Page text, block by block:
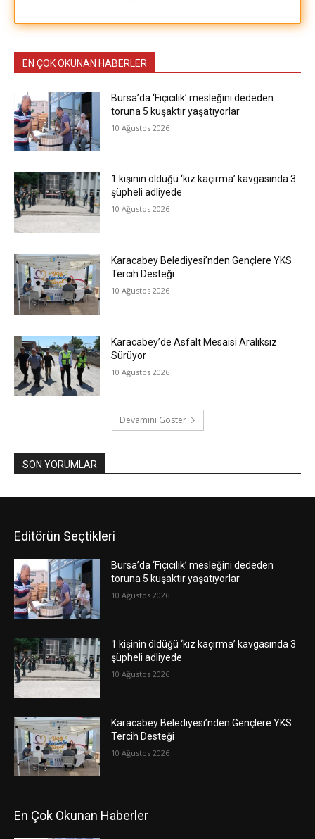
EN ÇOK OKUNAN HABERLER
Bursa’da ‘Fıçıcılık’ mesleğini dededen
toruna 5 kuşaktır yaşatıyorlar
10 Ağustos 2026
1 kişinin öldüğü ‘kız kaçırma’ kavgasında 3
şüpheli adliyede
10 Ağustos 2026
Karacabey Belediyesi’nden Gençlere YKS
Tercih Desteği
10 Ağustos 2026
Karacabey’de Asfalt Mesaisi Aralıksız
Sürüyor
10 Ağustos 2026
Devamını Göster
SON YORUMLAR
Editörün Seçtikleri
Bursa’da ‘Fıçıcılık’ mesleğini dededen
toruna 5 kuşaktır yaşatıyorlar
10 Ağustos 2026
1 kişinin öldüğü ‘kız kaçırma’ kavgasında 3
şüpheli adliyede
10 Ağustos 2026
Karacabey Belediyesi’nden Gençlere YKS
Tercih Desteği
10 Ağustos 2026
En Çok Okunan Haberler